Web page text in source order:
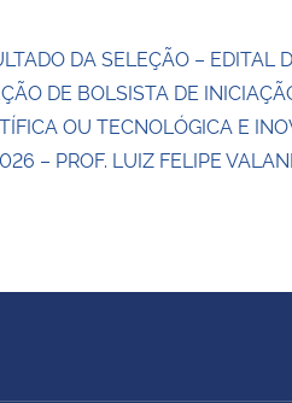
DA SELEÇÃO – EDITAL
DE BOLSISTA DE
OU TECNOLÓGICA E
– PROF. LUIZ FELIPE